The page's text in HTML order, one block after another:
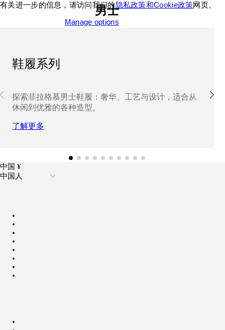
男士
鞋履系列
探索菲拉格慕男士鞋履：奢华、工艺与设计，适合从
休闲到优雅的各种造型。
了解更多
中国 ¥
中国人
有关进一步的信息，请访问我们的隐私政策和Cookie政策网页。
Manage options